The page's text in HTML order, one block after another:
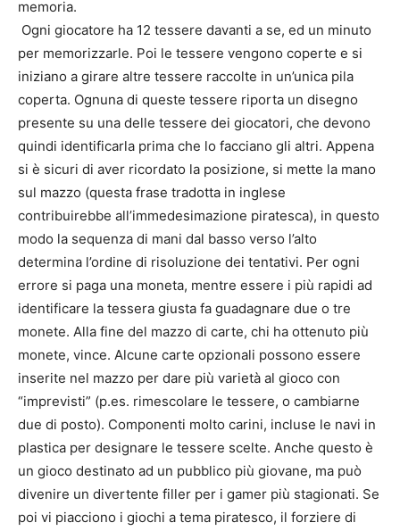
memoria.
Ogni giocatore ha 12 tessere davanti a se, ed un minuto
per memorizzarle. Poi le tessere vengono coperte e si
iniziano a girare altre tessere raccolte in un’unica pila
coperta. Ognuna di queste tessere riporta un disegno
presente su una delle tessere dei giocatori, che devono
quindi identificarla prima che lo facciano gli altri. Appena
si è sicuri di aver ricordato la posizione, si mette la mano
sul mazzo (questa frase tradotta in inglese
contribuirebbe all’immedesimazione piratesca), in questo
modo la sequenza di mani dal basso verso l’alto
determina l’ordine di risoluzione dei tentativi. Per ogni
errore si paga una moneta, mentre essere i più rapidi ad
identificare la tessera giusta fa guadagnare due o tre
monete. Alla fine del mazzo di carte, chi ha ottenuto più
monete, vince. Alcune carte opzionali possono essere
inserite nel mazzo per dare più varietà al gioco con
“imprevisti” (p.es. rimescolare le tessere, o cambiarne
due di posto). Componenti molto carini, incluse le navi in
plastica per designare le tessere scelte. Anche questo è
un gioco destinato ad un pubblico più giovane, ma può
divenire un divertente filler per i gamer più stagionati. Se
poi vi piacciono i giochi a tema piratesco, il forziere di